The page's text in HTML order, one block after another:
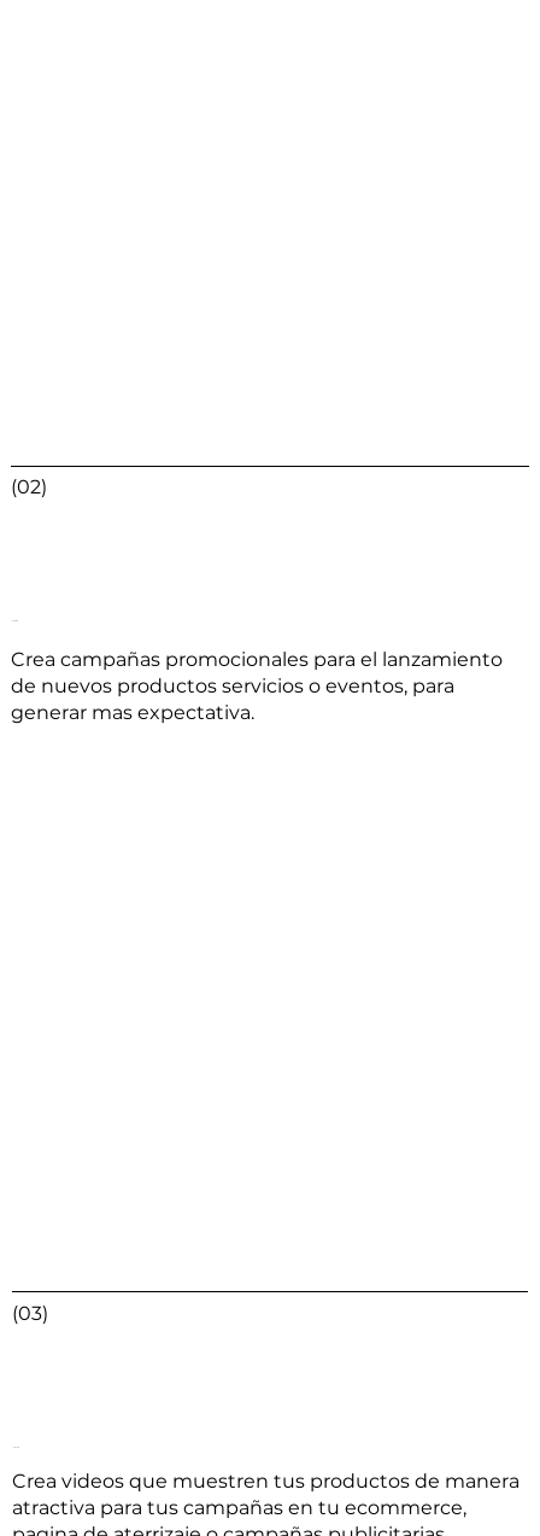
(02)
Crea campañas promocionales para el lanzamiento
de nuevos productos servicios o eventos, para
generar mas expectativa.
(03)
Crea videos que muestren tus productos de manera
atractiva para tus campañas en tu ecommerce,